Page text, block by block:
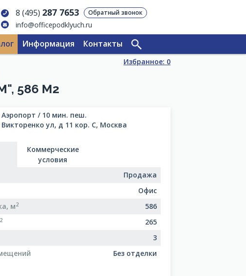
8 (495) 287 7653 Обратный звонок
info@officepodklyuch.ru
Информация Контакты
Избранное: 0
586 М2
Аэропорт / 10 мин. пеш.
Викторенко ул, д 11 кор. С, Москва
Коммерческие
условия
Продажа
Офис
м2
586
2
265
3
Без отделки